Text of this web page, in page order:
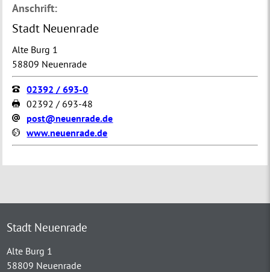
Anschrift:
Stadt Neuenrade
Alte Burg 1
58809 Neuenrade
02392 / 693-0
02392 / 693-48
post@neuenrade.de
www.neuenrade.de
Stadt Neuenrade
Alte Burg 1
58809 Neuenrade